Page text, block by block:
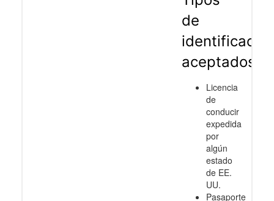
de
aceptados
Licencia
de
conducir
expedida
por
algún
estado
de EE.
UU.
Pasaporte